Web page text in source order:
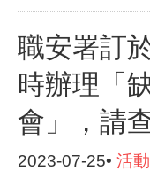
職安署訂
時辦理「
會」，請查
2023-07-25• 活